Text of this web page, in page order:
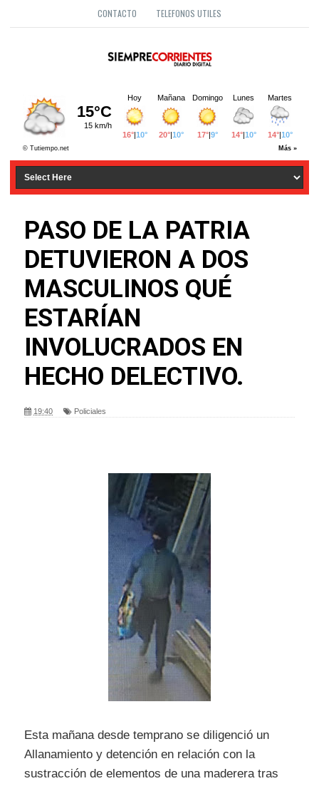
CONTACTO TELEFONOS UTILES
PASO DE LA PATRIA
DETUVIERON A DOS
MASCULINOS QUÉ
ESTARÍAN
INVOLUCRADOS EN
HECHO DELECTIVO.
19:40 Policiales
Esta mañana desde temprano se diligenció un
Allanamiento y detención en relación con la
sustracción de elementos de una maderera tras